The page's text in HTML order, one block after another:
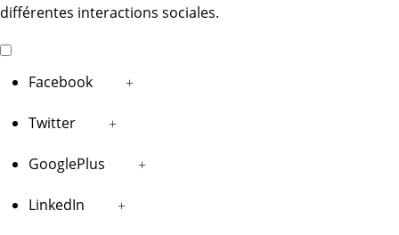
différentes interactions sociales.
Facebook +
Twitter +
GooglePlus +
LinkedIn +